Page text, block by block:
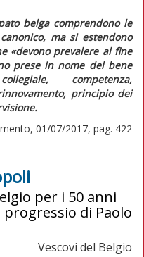
belga comprendono le
ma si estendono
«devono prevalere al fine
prese in nome del bene
competenza,
principio dei
01/07/2017, pag. 422
per i 50 anni
di Paolo
Vescovi del Belgio